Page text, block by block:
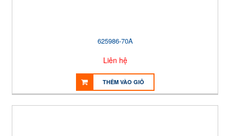
625986-70A
Liên hệ
THÊM VÀO GIỎ